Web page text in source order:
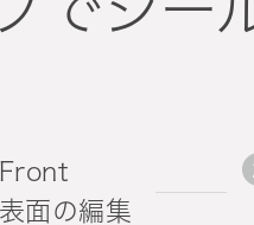
Front
表面の編集